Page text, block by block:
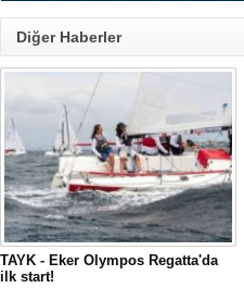
Diğer Haberler
TAYK - Eker Olympos Regatta'da
ilk start!